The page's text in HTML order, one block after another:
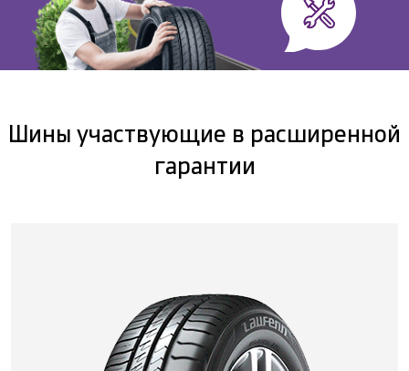
Шины участвующие в расширенной
гарантии